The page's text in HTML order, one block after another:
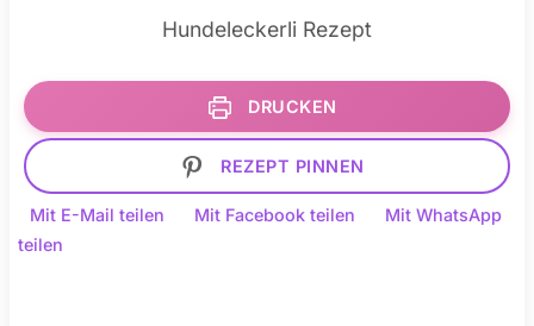
Hundeleckerli Rezept
DRUCKEN
REZEPT PINNEN
Mit E-Mail teilen Mit Facebook teilen
Mit WhatsApp
teilen